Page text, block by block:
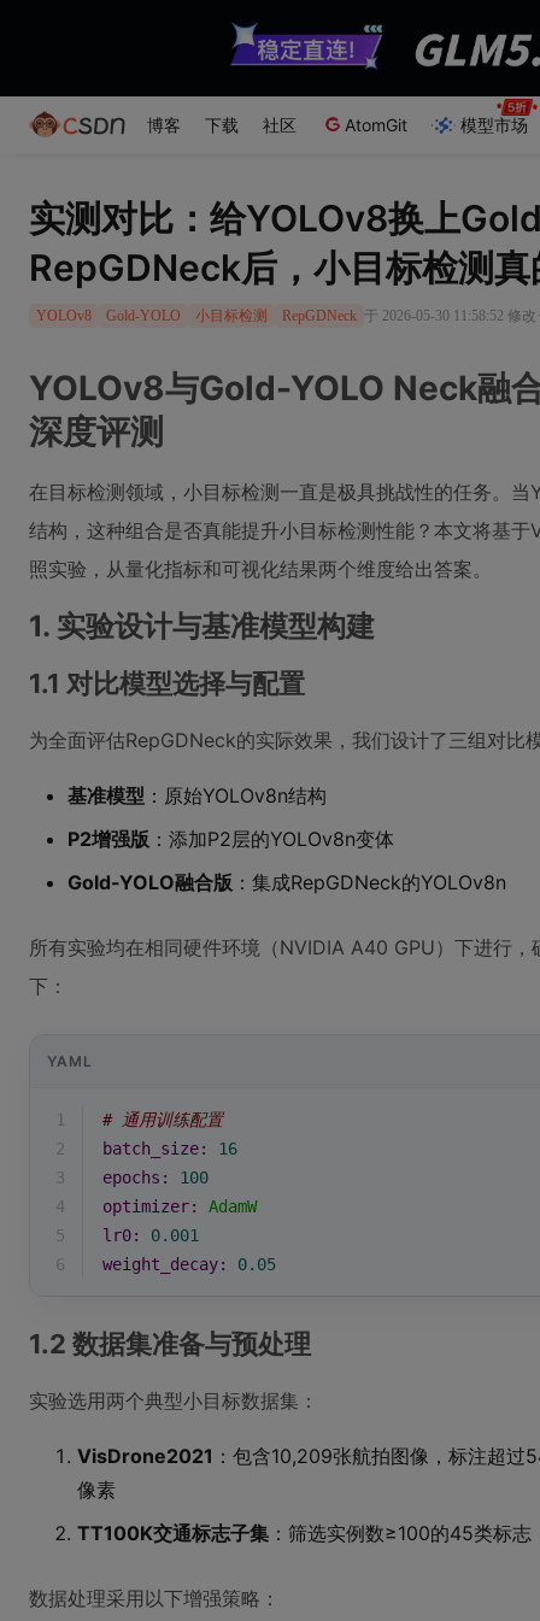
博客 下载 社区 AtomGit 模型市场
实测对比：给YOLOv8换上
RepGDNeck后，小目标检测
YOLOv8 Gold-YOLO 小目标检测 RepGDNeck 于 2026-05-30 11:58:52 修改
YOLOv8与Gold-YOLO Neck融
深度评测
在目标检测领域，小目标检测一直是极具挑战性的任务。
结构，这种组合是否真能提升小目标检测性能？本文将基
照实验，从量化指标和可视化结果两个维度给出答案。
1. 实验设计与基准模型构建
1.1 对比模型选择与配置
为全面评估RepGDNeck的实际效果，我们设计了三组对比
基准模型 ：原始YOLOv8n结构
P2增强版 ：添加P2层的YOLOv8n变体
Gold-YOLO融合版 ：集成RepGDNeck的YOLOv8n
所有实验均在相同硬件环境（NVIDIA A40 GPU）下进行
下：
YAML
1
# 通用训练配置
2
batch_size:
16
3
epochs:
100
4
optimizer:
AdamW
5
lr0:
0.001
6
weight_decay: 0.05
1.2 数据集准备与预处理
实验选用两个典型小目标数据集：
VisDrone2021 ：包含10,209张航拍图像，标注超
像素
TT100K交通标志子集 ：筛选实例数≥100的45类标
数据处理采用以下增强策略：